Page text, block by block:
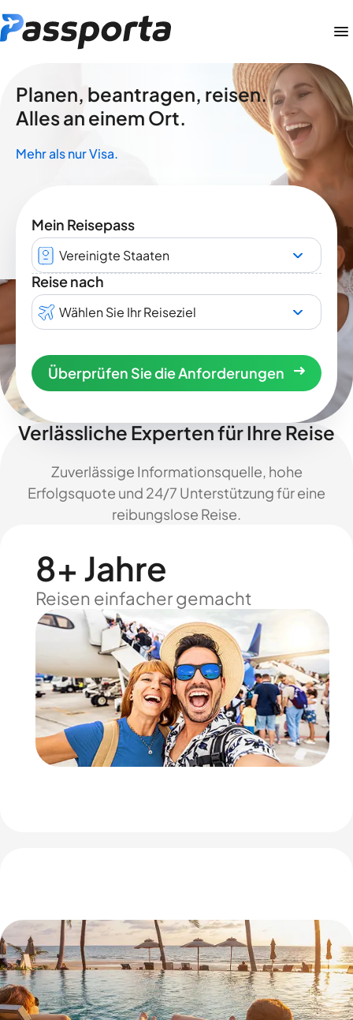
Planen, beantragen, reisen.
Alles an einem Ort.
Mehr als nur Visa.
Mein Reisepass
Vereinigte Staaten
Reise nach
Wählen Sie Ihr Reiseziel
Überprüfen Sie die Anforderungen
Verlässliche Experten für Ihre Reise
Zuverlässige Informationsquelle, hohe
Erfolgsquote und 24/7 Unterstützung für eine
reibungslose Reise.
8+ Jahre
Reisen einfacher gemacht